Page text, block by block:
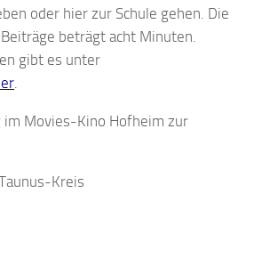
oder hier zur Schule gehen. Die
beträgt acht Minuten.
gibt es unter
im Movies-Kino Hofheim zur
Kreis